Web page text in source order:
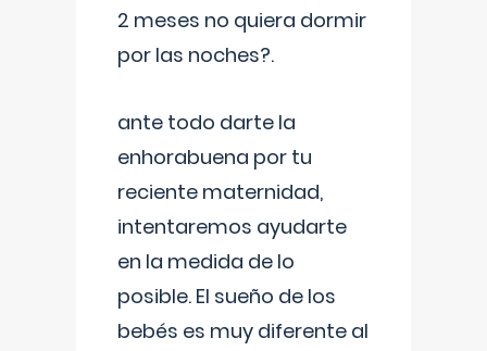
2 meses no quiera dormir
por las noches?.
ante todo darte la
enhorabuena por tu
reciente maternidad,
intentaremos ayudarte
en la medida de lo
posible. El sueño de los
bebés es muy diferente al